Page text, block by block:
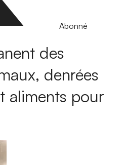
Abonné
des
denrées
aliments pour